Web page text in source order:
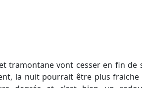
la nuit pourrait être plus